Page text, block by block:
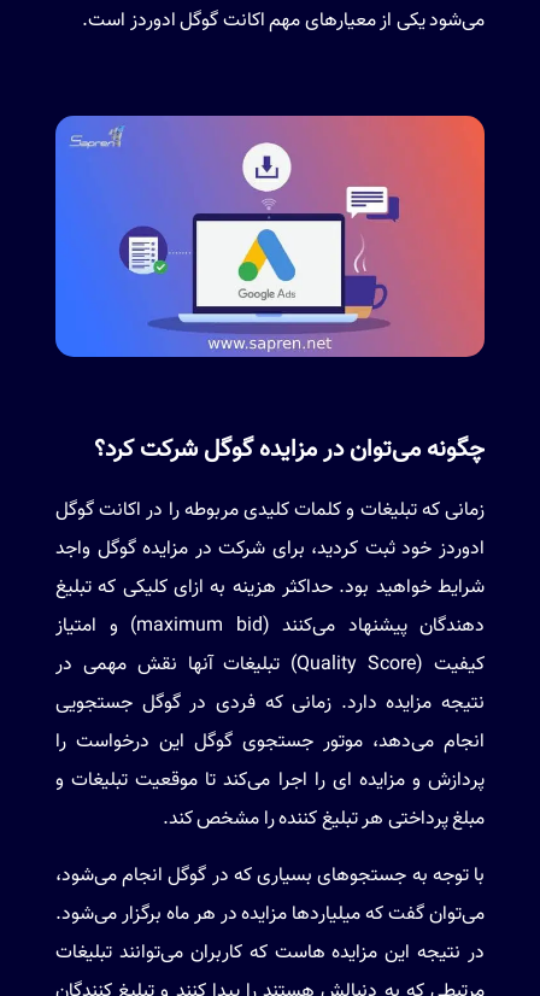
می‌شود یکی از معیارهای مهم اکانت گوگل ادوردز است.
چگونه می‌توان در مزایده گوگل شرکت کرد؟
زمانی که تبلیغات و کلمات کلیدی مربوطه را در اکانت گوگل
ادوردز خود ثبت کردید، برای شرکت در مزایده گوگل واجد
شرایط خواهید بود. حداکثر هزینه به ازای کلیکی که تبلیغ
دهندگان پیشنهاد می‌کنند (maximum bid) و امتیاز
کیفیت (Quality Score) تبلیغات آنها نقش مهمی در
نتیجه مزایده دارد. زمانی که فردی در گوگل جستجویی
انجام می‌دهد، موتور جستجوی گوگل این درخواست را
پردازش و مزایده ای را اجرا می‌کند تا موقعیت تبلیغات و
مبلغ پرداختی هر تبلیغ کننده را مشخص کند.
با توجه به جستجوهای بسیاری که در گوگل انجام می‌شود،
می‌توان گفت که میلیاردها مزایده در هر ماه برگزار می‌شود.
در نتیجه این مزایده هاست که کاربران می‌توانند تبلیغات